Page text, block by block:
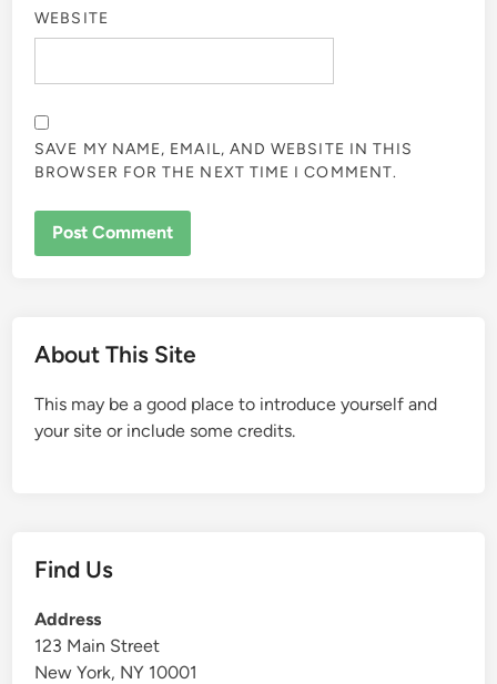
WEBSITE
SAVE MY NAME, EMAIL, AND WEBSITE IN THIS
BROWSER FOR THE NEXT TIME I COMMENT.
About This Site
This may be a good place to introduce yourself and
your site or include some credits.
Find Us
Address
123 Main Street
New York, NY 10001